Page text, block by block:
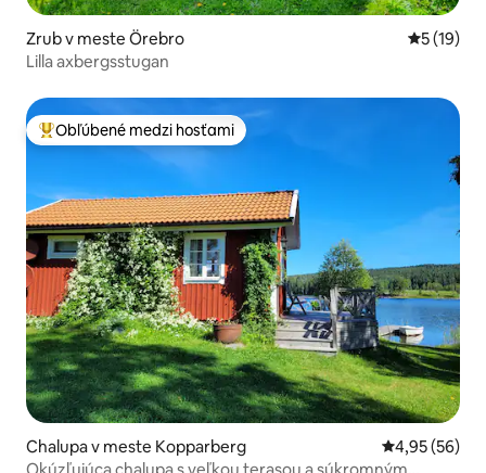
Zrub v meste Örebro
5 (19)
Lilla axbergsstugan
Najobľúbenejšie medzi hosťami
Obľúbené medzi hosťami
Chalupa v meste Kopparberg Priemerné
4,95 (56)